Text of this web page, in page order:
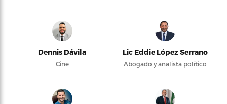
Dennis Dávila
Cine
Lic Eddie López Serrano
Abogado y analista político